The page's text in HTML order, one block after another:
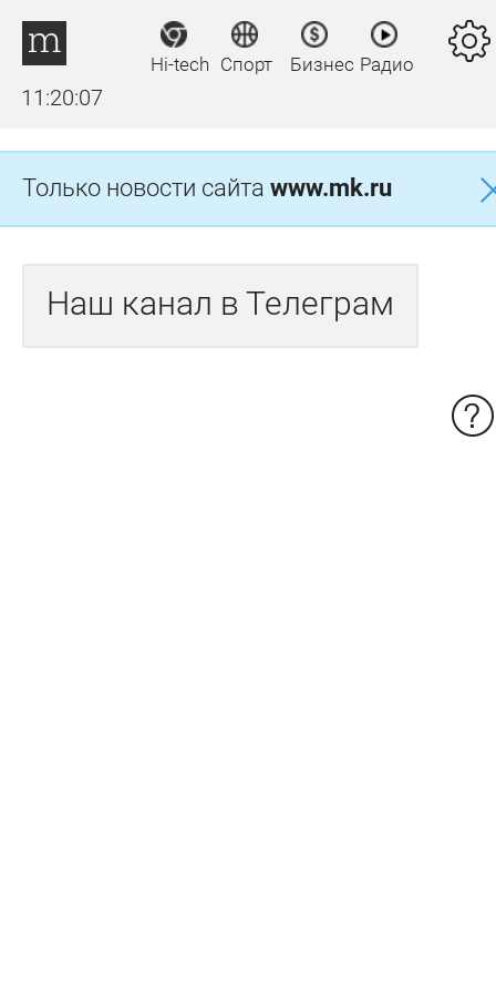
11:20:07
Hi-tech Спорт Бизнес Радио
Только новости сайта www.mk.ru
Наш канал в Телеграм